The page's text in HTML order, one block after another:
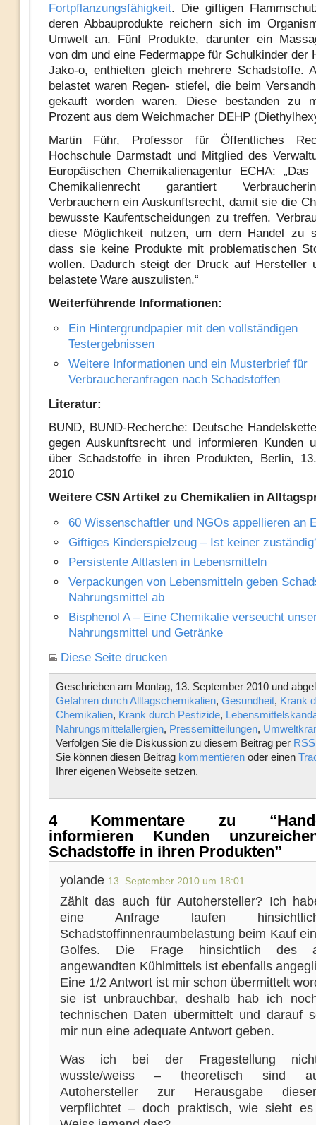
Fortpflanzungsfähigkeit. Die giftigen
deren Abbauprodukte reichern sich im
Umwelt an. Fünf Produkte, darunter ein
von dm und eine Federmappe für Schulkinder der
Jako-o, enthielten gleich mehrere Schadstoffe.
belastet waren Regen- stiefel, die beim
gekauft worden waren. Diese bestanden zu
Prozent aus dem Weichmacher DEHP
Martin Führ, Professor für Öffentliches
Hochschule Darmstadt und Mitglied des
Europäischen Chemikalienagentur ECHA: „Das
Chemikalienrecht garantiert
Verbrauchern ein Auskunftsrecht, damit sie die
bewusste Kaufentscheidungen zu treffen.
diese Möglichkeit nutzen, um dem Handel zu
dass sie keine Produkte mit problematischen
wollen. Dadurch steigt der Druck auf Hersteller
belastete Ware auszulisten.“
Weiterführende Informationen:
Ein Hintergrundpapier mit den vollständigen
Testergebnissen
Weitere Informationen und ein Musterbrief für
Verbraucheranfragen nach Schadstoffen
Literatur:
BUND, BUND-Recherche: Deutsche
gegen Auskunftsrecht und informieren Kunden
über Schadstoffe in ihren Produkten, Berlin,
2010
Weitere CSN Artikel zu Chemikalien in
60 Wissenschaftler und NGOs appellieren an
Giftiges Kinderspielzeug – Ist keiner
Persistente Altlasten in Lebensmitteln
Verpackungen von Lebensmitteln geben
Nahrungsmittel ab
Bisphenol A – Eine Chemikalie verseucht
Nahrungsmittel und Getränke
Diese Seite drucken
Geschrieben am Montag, 13. September 2010 und
Gefahren durch Alltagschemikalien, Gesundheit, Krank
Chemikalien, Krank durch Pestizide,
Nahrungsmittelallergien, Pressemitteilungen,
Verfolgen Sie die Diskussion zu diesem Beitrag per
Sie können diesen Beitrag kommentierenoder einen
Ihrer eigenen Webseite setzen.
4 Kommentare zu
informieren Kunden
Schadstoffe in ihren Produkten”
yolande 13. September 2010 um 18:01
Zählt das auch für Autohersteller? Ich
eine Anfrage laufen
Schadstoffinnenraumbelastung beim Kauf
Golfes. Die Frage hinsichtlich des
angewandten Kühlmittels ist ebenfalls
Eine 1/2 Antwort ist mir schon übermittelt
sie ist unbrauchbar, deshalb hab ich
technischen Daten übermittelt und darauf
mir nun eine adequate Antwort geben.
Was ich bei der Fragestellung
wusste/weiss – theoretisch sind
Autohersteller zur Herausgabe
verpflichtet – doch praktisch, wie sieht